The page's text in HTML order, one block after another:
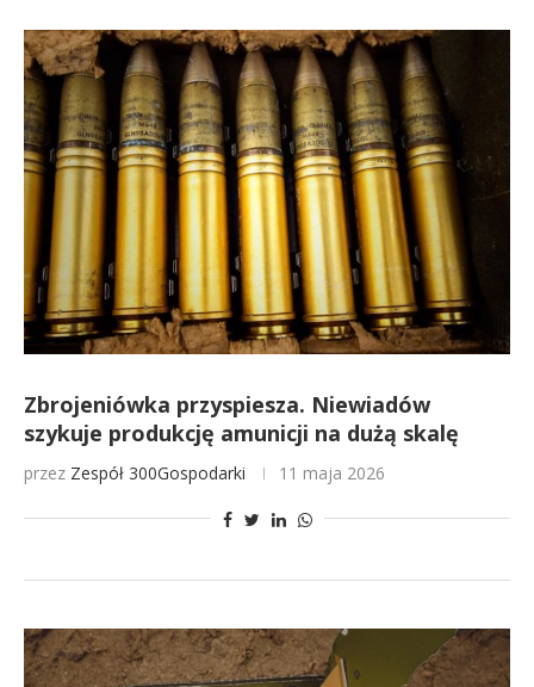
Zbrojeniówka przyspiesza. Niewiadów
szykuje produkcję amunicji na dużą skalę
przez Zespół 300Gospodarki 11 maja 2026